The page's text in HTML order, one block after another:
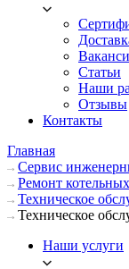
Статьи
Наши
Отзывы
Контакты
Главная
Сервис
Ремонт
Техническое
Техническое
Наши услуги